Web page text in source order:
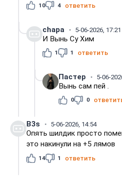
10 4 ответить
chapa 5-06-2026, 17:21
И Вынь Су Хим
1 1 ответить
Пастер 5-06-
Вынь сам пей .
0 0
B3s 5-06-2026, 14:54
Опять шилдик просто
это накинули на +5 лямов
14 1 ответить